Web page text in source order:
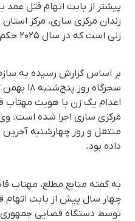
پیشتر از بابت اتهام قتل عمد
زندان مرکزی ساری، مرکز
زنی است که در سال ۲۰۲۵ حکم اعدامش اجرا شده است.
بر اساس گزارش رسیده به
مرکزی ساری اجرا شده است.
منتقل و روز چهارشنبه آخرین
داده بود.
به گفته منابع مطلع، مهتاب
چهار سال پیش از بابت
توسط دستگاه قضایی جمهوری